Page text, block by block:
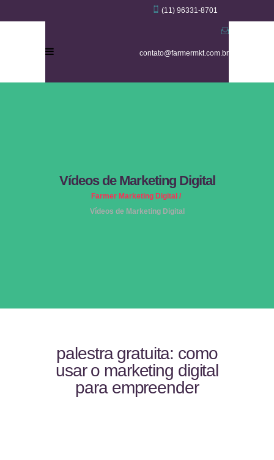
(11) 96331-8701
contato@farmermkt.com.br
Vídeos de Marketing Digital
Farmer Marketing Digital /
Vídeos de Marketing Digital
palestra gratuita: como
usar o marketing digital
para empreender